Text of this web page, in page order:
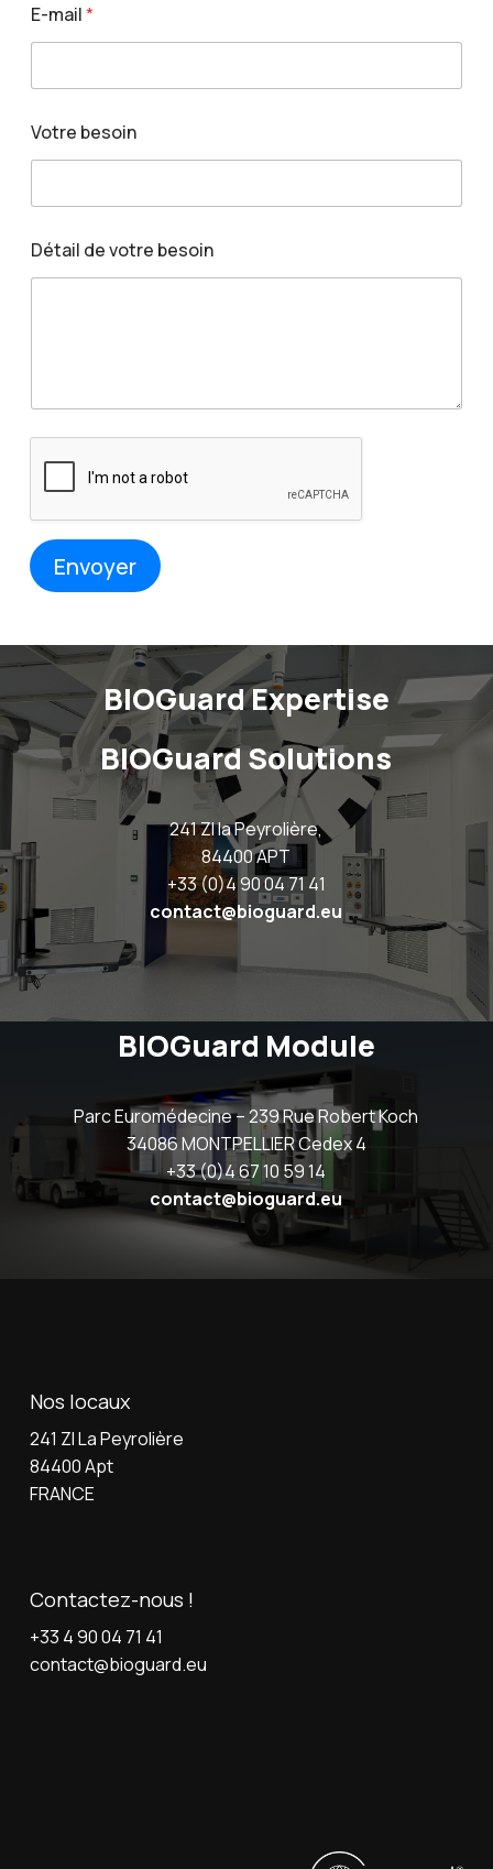
E-mail*
e
V
t
e
b
e
Votre besoin
Détail de votre besoin
Envoyer
BIOGuard Expertise
BIOGuard Solutions
241 ZI la Peyrolière,
84400 APT
+33 (0)4 90 04 71 41
contact@bioguard.eu
BIOGuard Module
Parc Euromédecine – 239 Rue Robert Koch
34086 MONTPELLIER Cedex 4
+33 (0)4 67 10 59 14
contact@bioguard.eu
Nos locaux
241 ZI La Peyrolière
84400 Apt
FRANCE
Contactez-nous !
+33 4 90 04 71 41
contact@bioguard.eu